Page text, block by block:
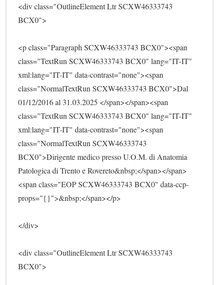
<div class="OutlineElement Ltr SCXW46333743
BCX0">
<p class="Paragraph SCXW46333743 BCX0"><span
class="TextRun SCXW46333743 BCX0" lang="IT-IT"
xml:lang="IT-IT" data-contrast="none"><span
class="NormalTextRun SCXW46333743 BCX0">Dal
01/12/2016 al 31.03.2025 </span></span><span
class="TextRun SCXW46333743 BCX0" lang="IT-IT"
xml:lang="IT-IT" data-contrast="none"><span
class="NormalTextRun SCXW46333743
BCX0">Dirigente medico presso U.O.M. di Anatomia
Patologica di Trento e Rovereto&nbsp;</span></span>
<span class="EOP SCXW46333743 BCX0" data-ccp-
props="{}">&nbsp;</span></p>
</div>
<div class="OutlineElement Ltr SCXW46333743
BCX0">